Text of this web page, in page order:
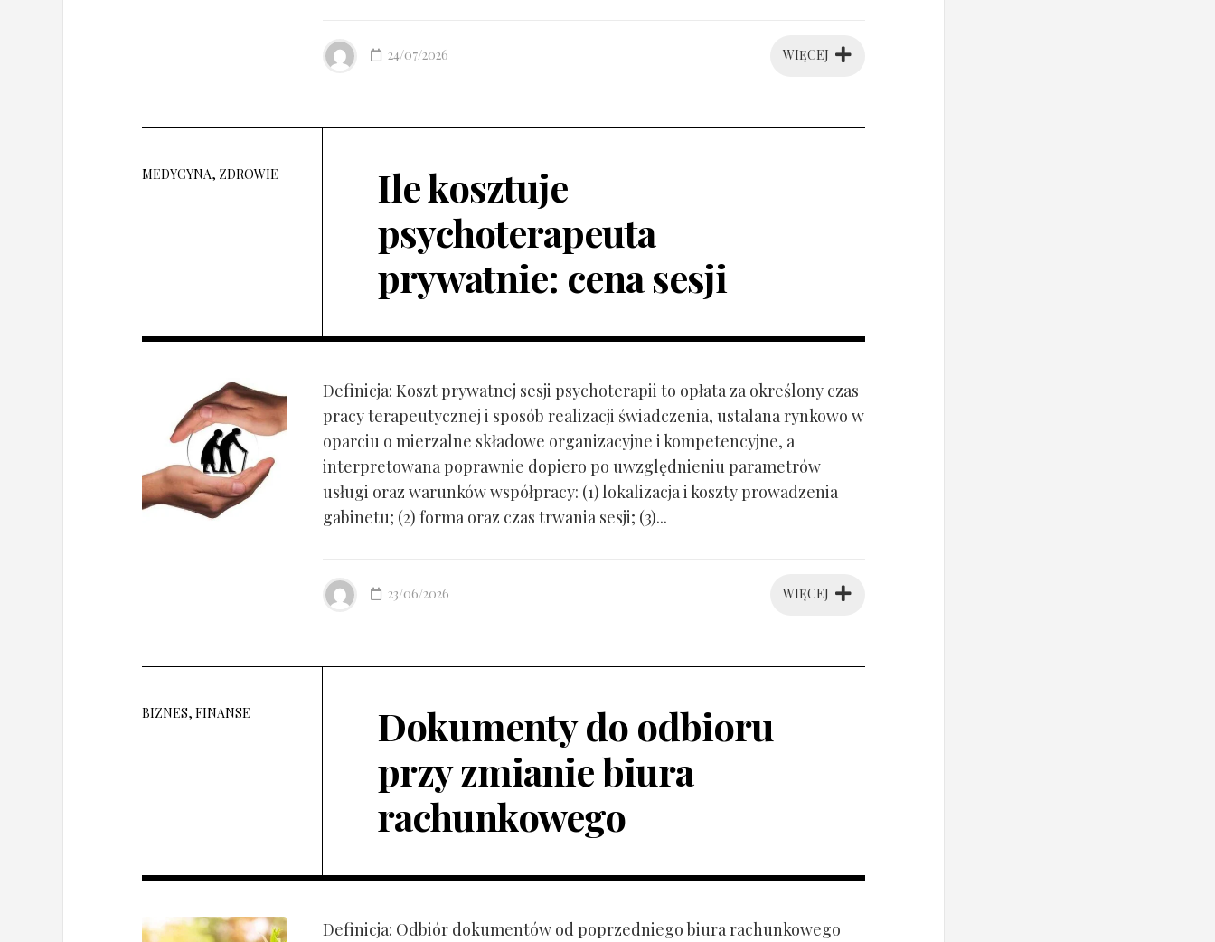
WIĘCEJ
24/07/2026
MEDYCYNA, ZDROWIE
Ile kosztuje
psychoterapeuta
prywatnie: cena sesji
Definicja: Koszt prywatnej sesji psychoterapii to opłata za określony czas
pracy terapeutycznej i sposób realizacji świadczenia, ustalana rynkowo w
oparciu o mierzalne składowe organizacyjne i kompetencyjne, a
interpretowana poprawnie dopiero po uwzględnieniu parametrów
usługi oraz warunków współpracy: (1) lokalizacja i koszty prowadzenia
gabinetu; (2) forma oraz czas trwania sesji; (3)...
WIĘCEJ
23/06/2026
BIZNES, FINANSE
Dokumenty do odbioru
przy zmianie biura
rachunkowego
Definicja: Odbiór dokumentów od poprzedniego biura rachunkowego